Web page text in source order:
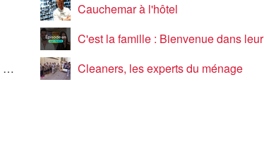
Cauchemar à l'hôtel
C'est la famille : Bienvenue dans leur vraie vie
Cleaners, les experts du ménage